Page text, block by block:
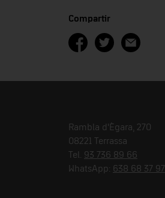
Compartir
Rambla d'Ègara, 270
08221 Terrassa
Tel. 93 736 89 66
WhatsApp: 638 68 37 97